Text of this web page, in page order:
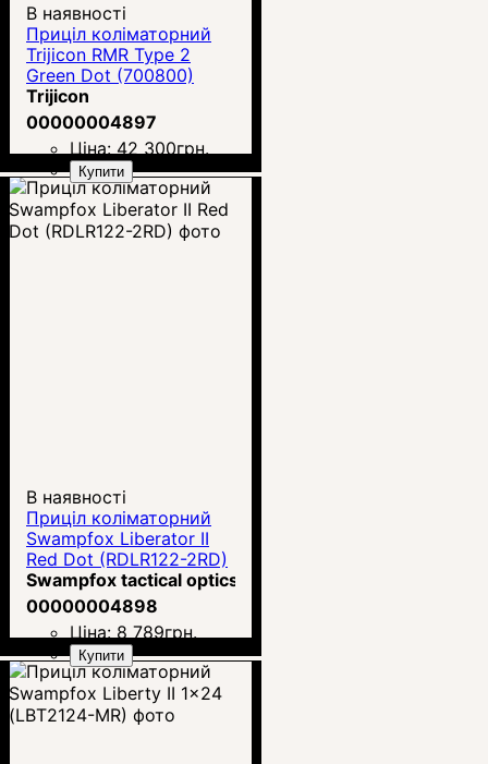
В наявності
Приціл коліматорний
Trijicon RMR Type 2
Green Dot (700800)
Trijicon
00000004897
Ціна: 42 300грн.
Купити
В наявності
Приціл коліматорний
Swampfox Liberator II
Red Dot (RDLR122-2RD)
Swampfox tactical optics
00000004898
Ціна: 8 789грн.
Купити